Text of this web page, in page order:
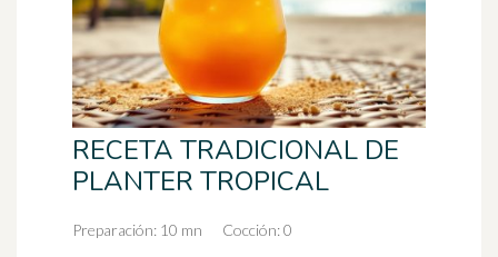
RECETA TRADICIONAL DE
PLANTER TROPICAL
Preparación: 10 mn Cocción: 0